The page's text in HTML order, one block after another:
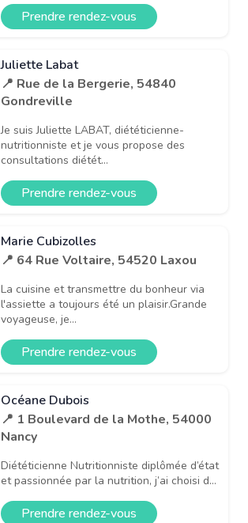
Prendre rendez-vous
Juliette Labat
📍 Rue de la Bergerie, 54840
Gondreville
Je suis Juliette LABAT, diététicienne-
nutritionniste et je vous propose des
consultations diétét...
Prendre rendez-vous
Marie Cubizolles
📍 64 Rue Voltaire, 54520 Laxou
La cuisine et transmettre du bonheur via
l'assiette a toujours été un plaisir.Grande
voyageuse, je...
Prendre rendez-vous
Océane Dubois
📍 1 Boulevard de la Mothe, 54000
Nancy
Diététicienne Nutritionniste diplômée d’état
et passionnée par la nutrition, j’ai choisi d...
Prendre rendez-vous